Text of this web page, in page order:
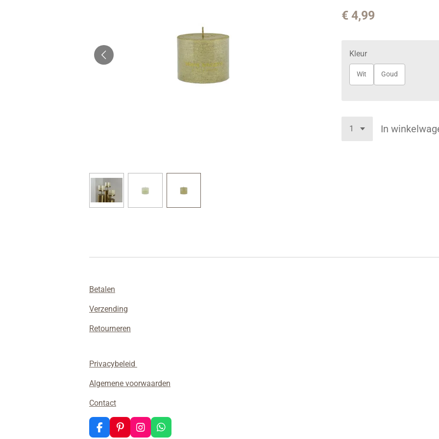
€ 4,99
Kleur
Wit Goud
In
Betalen
Verzending
Retourneren
Privacybeleid
Algemene voorwaarden
Contact
F
P
I
W